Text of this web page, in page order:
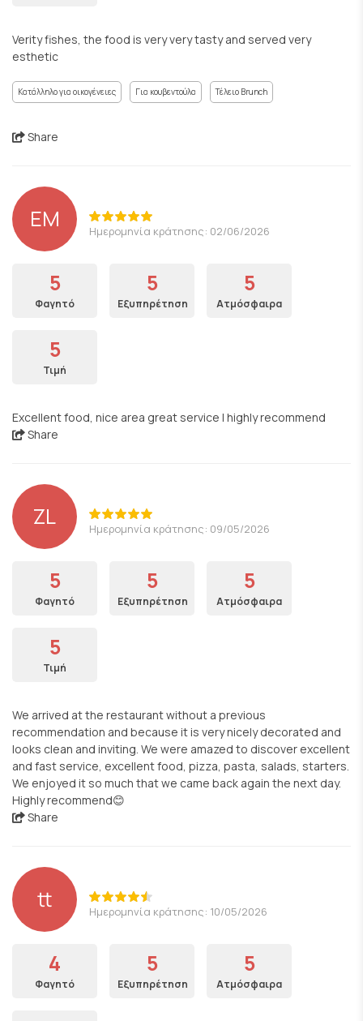
Verity fishes, the food is very very tasty and served very
esthetic
Κατάλληλο για οικογένειες Για κουβεντούλα Τέλειο Brunch
Share
EM Ημερομηνία κράτησης: 02/06/2026
5
Φαγητό
5
Εξυπηρέτηση
5
Ατμόσφαιρα
5
Τιμή
Excellent food, nice area great service I highly recommend
Share
ZL Ημερομηνία κράτησης: 09/05/2026
5
Φαγητό
5
Εξυπηρέτηση
5
Ατμόσφαιρα
5
Τιμή
We arrived at the restaurant without a previous
recommendation and because it is very nicely decorated and
looks clean and inviting. We were amazed to discover excellent
and fast service, excellent food, pizza, pasta, salads, starters.
We enjoyed it so much that we came back again the next day.
Highly recommend😊
Share
tt Ημερομηνία κράτησης: 10/05/2026
4
Φαγητό
5
Εξυπηρέτηση
5
Ατμόσφαιρα